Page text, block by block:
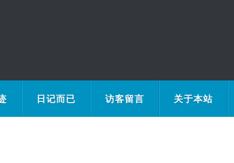
日记而已 访客留言 关于本站